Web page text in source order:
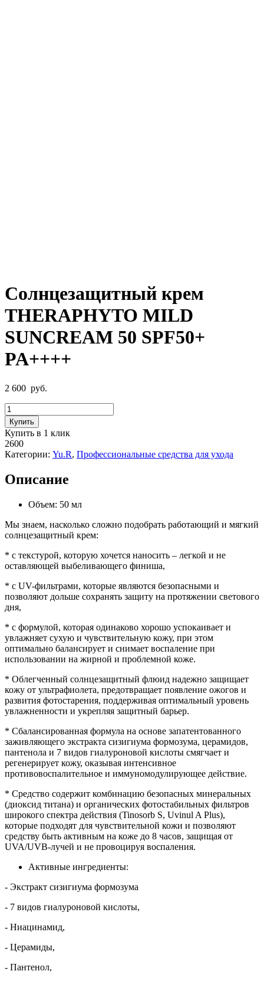
Солнцезащитный крем
THERAPHYTO MILD
SUNCREAM 50 SPF50+
PA++++
2 600 руб.
Количество
товара
Солнцезащитный
крем
THERAPHYTO
MILD
50
PA++++
Купить
Купить в 1 клик
2600
Категории: Yu.R, Профессиональные средства для ухода
Описание
Объем: 50 мл
Мы знаем, насколько сложно подобрать работающий и мягкий
солнцезащитный крем:
* с текстурой, которую хочется наносить – легкой и не
оставляющей выбеливающего финиша,
* с UV-фильтрами, которые являются безопасными и
позволяют дольше сохранять защиту на протяжении светового
дня,
* с формулой, которая одинаково хорошо успокаивает и
увлажняет сухую и чувствительную кожу, при этом
оптимально балансирует и снимает воспаление при
использовании на жирной и проблемной коже.
* Облегченный солнцезащитный флюид надежно защищает
кожу от ультрафиолета, предотвращает появление ожогов и
развития фотостарения, поддерживая оптимальный уровень
увлажненности и укрепляя защитный барьер.
* Сбалансированная формула на основе запатентованного
заживляющего экстракта сизигиума формозума, церамидов,
пантенола и 7 видов гиалуроновой кислоты смягчает и
регенерирует кожу, оказывая интенсивное
противовоспалительное и иммуномодулирующее действие.
* Средство содержит комбинацию безопасных минеральных
(диоксид титана) и органических фотостабильных фильтров
широкого спектра действия (Tinosorb S, Uvinul A Plus),
которые подходят для чувствительной кожи и позволяют
средству быть активным на коже до 8 часов, защищая от
UVA/UVB-лучей и не провоцируя воспаления.
Активные ингредиенты:
- Экстракт сизигиума формозума
- 7 видов гиалуроновой кислоты,
- Ниацинамид,
- Церамиды,
- Пантенол,